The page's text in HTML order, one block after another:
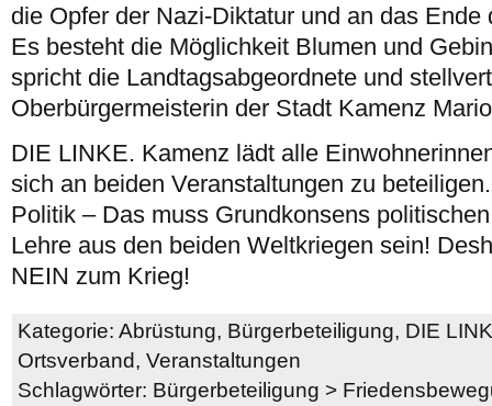
die Opfer der Nazi-Diktatur und an das
Es besteht die Möglichkeit Blumen und
spricht die Landtagsabgeordnete und
Oberbürgermeisterin der Stadt Kamenz
DIE LINKE. Kamenz lädt alle
sich an beiden Veranstaltungen zu
Politik – Das muss Grundkonsens
Lehre aus den beiden Weltkriegen sein!
NEIN zum Krieg!
Kategorie: Abrüstung, Bürgerbeteiligung, DIE
Ortsverband, Veranstaltungen
Schlagwörter: Bürgerbeteiligung >